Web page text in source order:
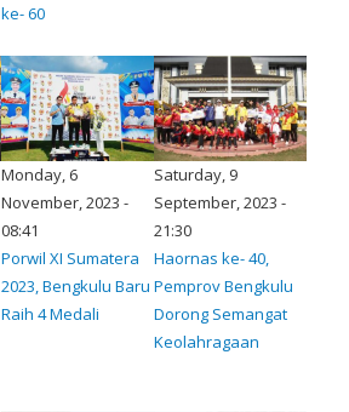
ke- 60
Monday, 6
November, 2023 -
08:41
Porwil XI Sumatera
2023, Bengkulu Baru
Raih 4 Medali
Saturday, 9
September, 2023 -
21:30
Haornas ke- 40,
Pemprov Bengkulu
Dorong Semangat
Keolahragaan